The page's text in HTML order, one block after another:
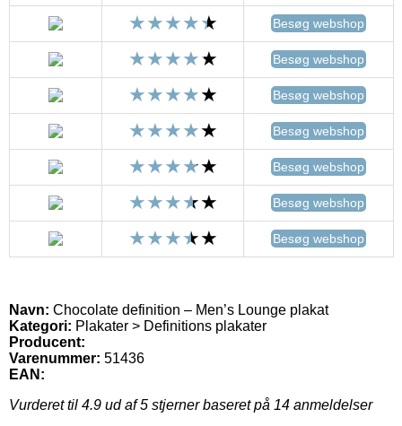
Besøg webshop
Besøg webshop
Besøg webshop
Besøg webshop
Besøg webshop
Besøg webshop
Besøg webshop
Navn: Chocolate definition – Men’s Lounge plakat
Kategori: Plakater > Definitions plakater
Producent:
Varenummer: 51436
EAN:
Vurderet til 4.9 ud af 5 stjerner baseret på 14 anmeldelser